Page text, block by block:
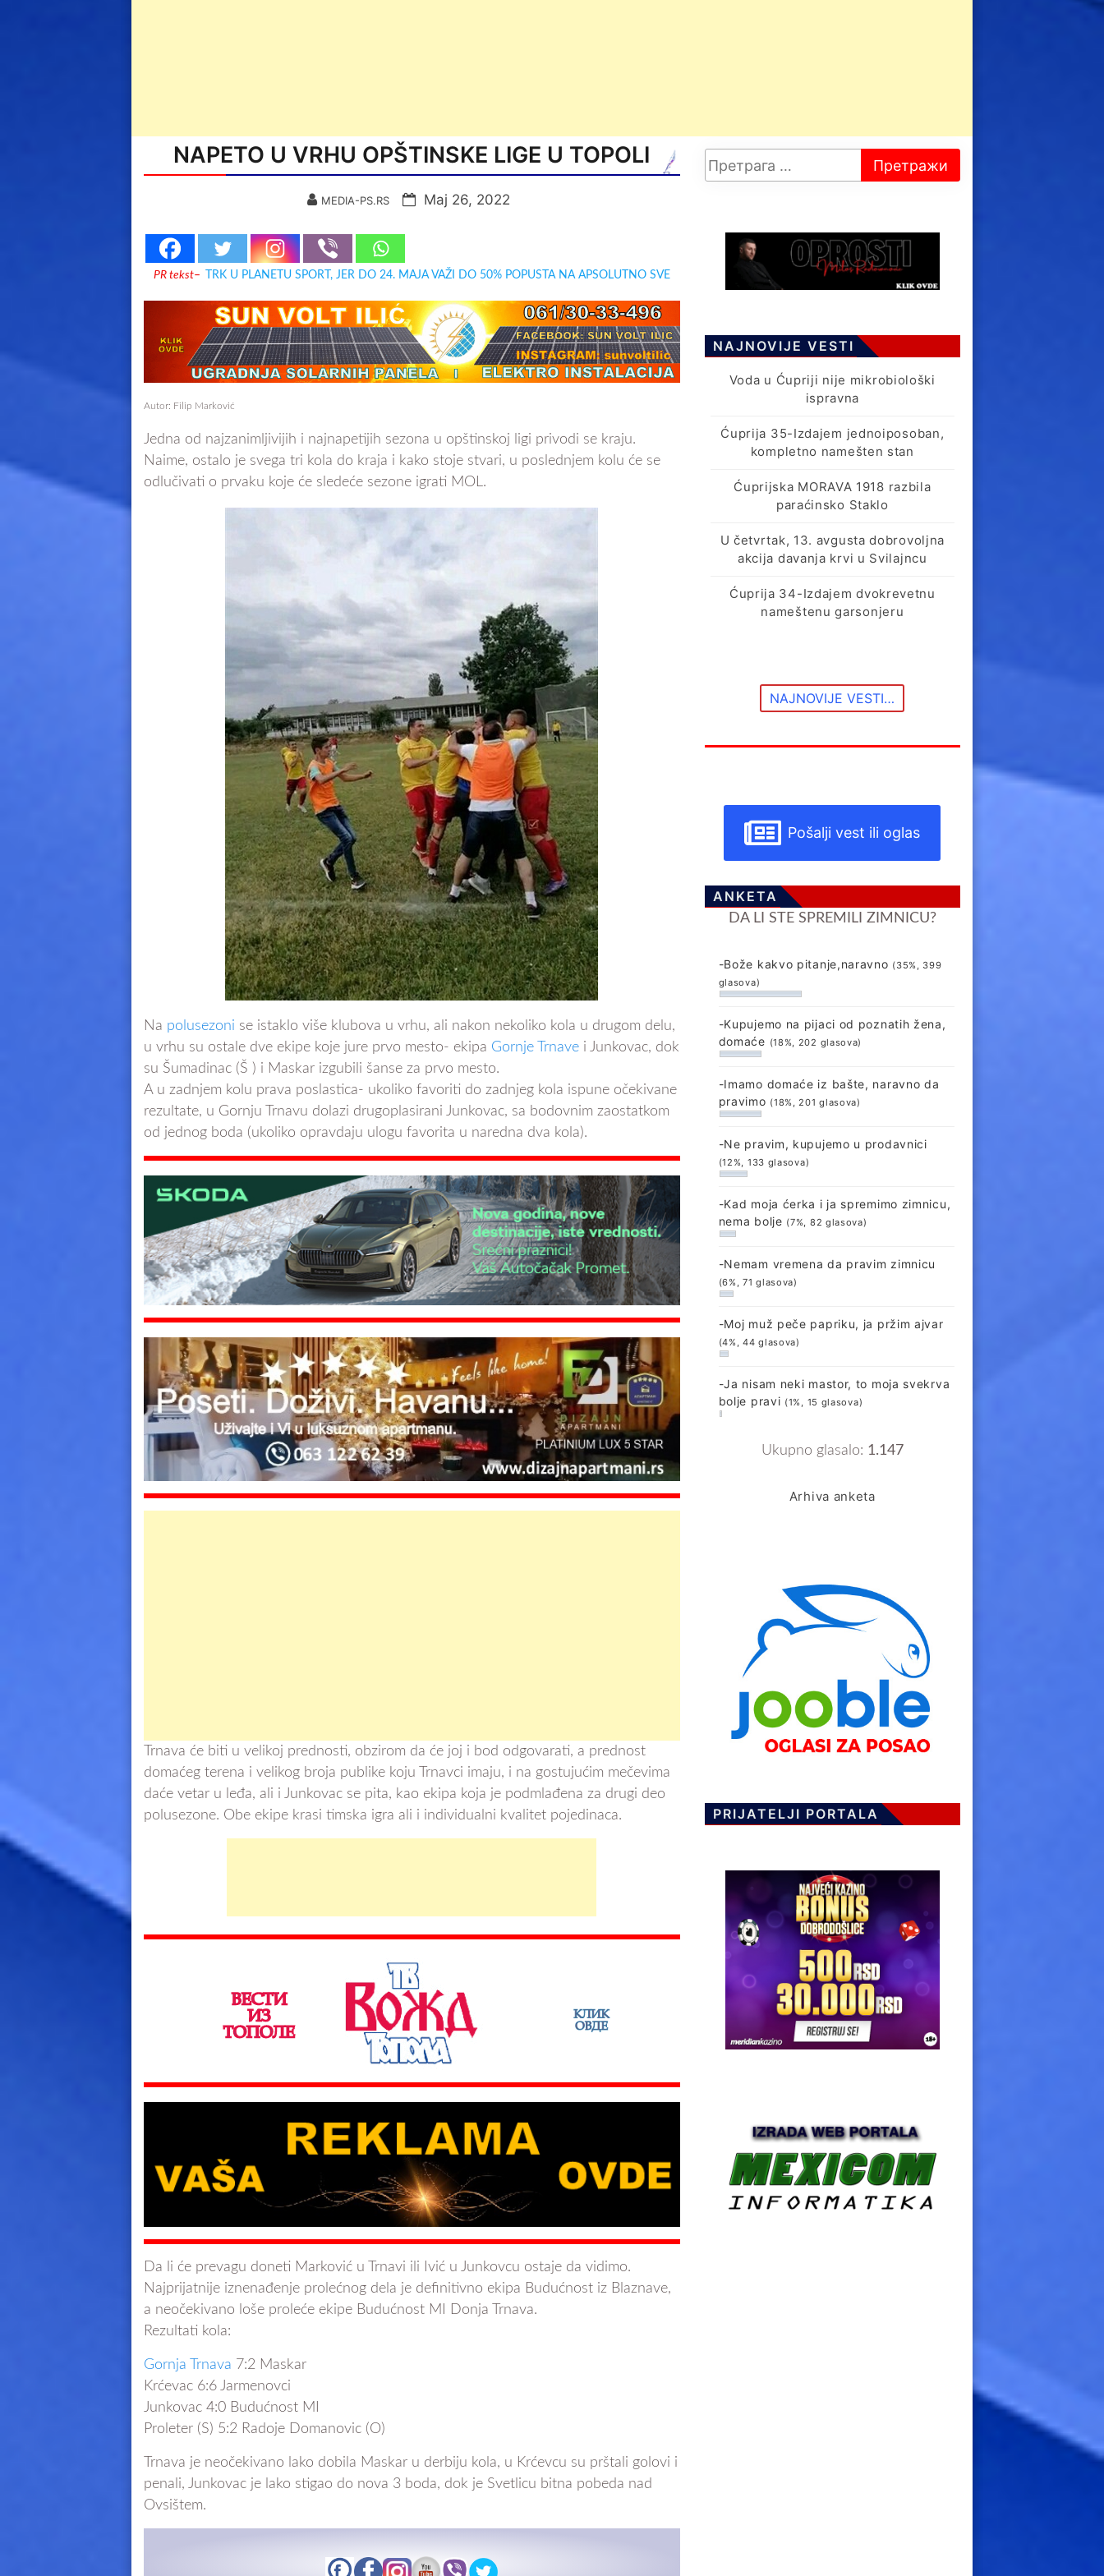
NAPETO U VRHU OPŠTINSKE LIGE U TOPOLI
MEDIA-PS.RS Мај 26, 2022
PR tekst– TRK U PLANETU SPORT, JER DO 24. MAJA VAŽI DO 50% POPUSTA NA APSOLUTNO SVE
Autor: Filip Marković
Jedna od najzanimljivijih i najnapetijih sezona u opštinskoj ligi privodi se kraju.
Naime, ostalo je svega tri kola do kraja i kako stoje stvari, u poslednjem kolu će se
odlučivati o prvaku koje će sledeće sezone igrati MOL.
Na polusezoni se istaklo više klubova u vrhu, ali nakon nekoliko kola u drugom delu,
u vrhu su ostale dve ekipe koje jure prvo mesto- ekipa Gornje Trnave i Junkovac, dok
su Šumadinac (Š ) i Maskar izgubili šanse za prvo mesto.
A u zadnjem kolu prava poslastica- ukoliko favoriti do zadnjeg kola ispune očekivane
rezultate, u Gornju Trnavu dolazi drugoplasirani Junkovac, sa bodovnim zaostatkom
od jednog boda (ukoliko opravdaju ulogu favorita u naredna dva kola).
Trnava će biti u velikoj prednosti, obzirom da će joj i bod odgovarati, a prednost
domaćeg terena i velikog broja publike koju Trnavci imaju, i na gostujućim mečevima
daće vetar u leđa, ali i Junkovac se pita, kao ekipa koja je podmlađena za drugi deo
polusezone. Obe ekipe krasi timska igra ali i individualni kvalitet pojedinaca.
Da li će prevagu doneti Marković u Trnavi ili Ivić u Junkovcu ostaje da vidimo.
Najprijatnije iznenađenje prolećnog dela je definitivno ekipa Budućnost iz Blaznave,
a neočekivano loše proleće ekipe Budućnost MI Donja Trnava.
Rezultati kola:
Gornja Trnava 7:2 Maskar
Krćevac 6:6 Jarmenovci
Junkovac 4:0 Budućnost MI
Proleter (S) 5:2 Radoje Domanovic (O)
Trnava je neočekivano lako dobila Maskar u derbiju kola, u Krćevcu su prštali golovi i
penali, Junkovac je lako stigao do nova 3 boda, dok je Svetlicu bitna pobeda nad
Ovsištem.
NAJNOVIJE VESTI
Voda u Ćupriji nije mikrobiološki
ispravna
Ćuprija 35-Izdajem jednoiposoban,
kompletno namešten stan
Ćuprijska MORAVA 1918 razbila
paraćinsko Staklo
U četvrtak, 13. avgusta dobrovoljna
akcija davanja krvi u Svilajncu
Ćuprija 34-Izdajem dvokrevetnu
nameštenu garsonjeru
NAJNOVIJE VESTI…
Pošalji vest ili oglas
ANKETA
DA LI STE SPREMILI ZIMNICU?
-Bože kakvo pitanje,naravno (35%, 399
glasova)
-Kupujemo na pijaci od poznatih žena,
domaće (18%, 202 glasova)
-Imamo domaće iz bašte, naravno da
pravimo (18%, 201 glasova)
-Ne pravim, kupujemo u prodavnici
(12%, 133 glasova)
-Kad moja ćerka i ja spremimo zimnicu,
nema bolje (7%, 82 glasova)
-Nemam vremena da pravim zimnicu
(6%, 71 glasova)
-Moj muž peče papriku, ja pržim ajvar
(4%, 44 glasova)
-Ja nisam neki mastor, to moja svekrva
bolje pravi (1%, 15 glasova)
Ukupno glasalo: 1.147
Arhiva anketa
PRIJATELJI PORTALA